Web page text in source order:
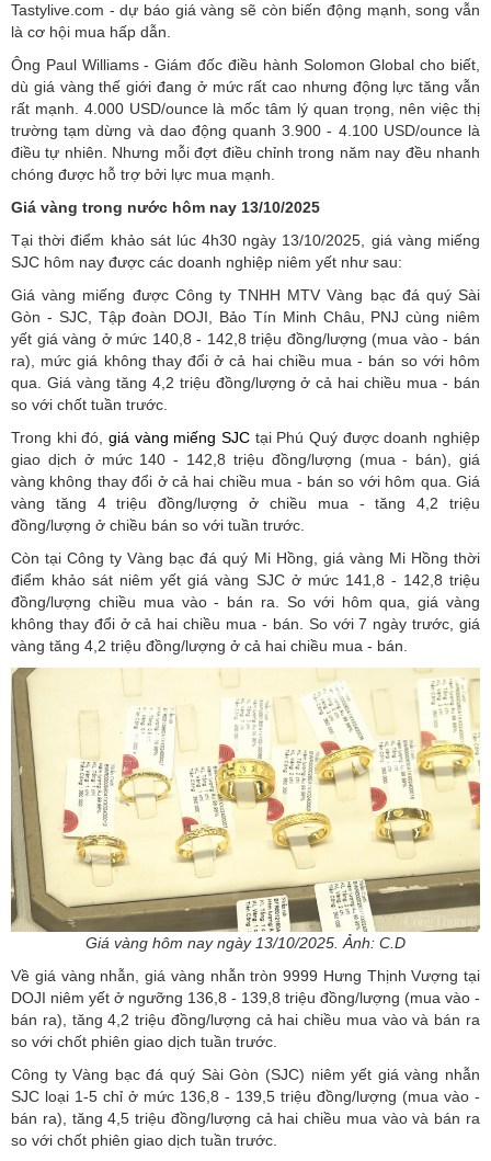
Tastylive.com - dự báo giá vàng sẽ còn biến động mạnh, song vẫn
là cơ hội mua hấp dẫn.
Ông Paul Williams - Giám đốc điều hành Solomon Global cho biết,
dù giá vàng thế giới đang ở mức rất cao nhưng động lực tăng vẫn
rất mạnh. 4.000 USD/ounce là mốc tâm lý quan trọng, nên việc thị
trường tạm dừng và dao động quanh 3.900 - 4.100 USD/ounce là
điều tự nhiên. Nhưng mỗi đợt điều chỉnh trong năm nay đều nhanh
chóng được hỗ trợ bởi lực mua mạnh.
Giá vàng trong nước hôm nay 13/10/2025
Tại thời điểm khảo sát lúc 4h30 ngày 13/10/2025, giá vàng miếng
SJC hôm nay được các doanh nghiệp niêm yết như sau:
Giá vàng miếng được Công ty TNHH MTV Vàng bạc đá quý Sài
Gòn - SJC, Tập đoàn DOJI, Bảo Tín Minh Châu, PNJ cùng niêm
yết giá vàng ở mức 140,8 - 142,8 triệu đồng/lượng (mua vào - bán
ra), mức giá không thay đổi ở cả hai chiều mua - bán so với hôm
qua. Giá vàng tăng 4,2 triệu đồng/lượng ở cả hai chiều mua - bán
so với chốt tuần trước.
Trong khi đó, giá vàng miếng SJC tại Phú Quý được doanh nghiệp
giao dịch ở mức 140 - 142,8 triệu đồng/lượng (mua - bán), giá
vàng không thay đổi ở cả hai chiều mua - bán so với hôm qua. Giá
vàng tăng 4 triệu đồng/lượng ở chiều mua - tăng 4,2 triệu
đồng/lượng ở chiều bán so với tuần trước.
Còn tại Công ty Vàng bạc đá quý Mi Hồng, giá vàng Mi Hồng thời
điểm khảo sát niêm yết giá vàng SJC ở mức 141,8 - 142,8 triệu
đồng/lượng chiều mua vào - bán ra. So với hôm qua, giá vàng
không thay đổi ở cả hai chiều mua - bán. So với 7 ngày trước, giá
vàng tăng 4,2 triệu đồng/lượng ở cả hai chiều mua - bán.
Giá vàng hôm nay ngày 13/10/2025. Ảnh: C.D
Về giá vàng nhẫn, giá vàng nhẫn tròn 9999 Hưng Thịnh Vượng tại
DOJI niêm yết ở ngưỡng 136,8 - 139,8 triệu đồng/lượng (mua vào -
bán ra), tăng 4,2 triệu đồng/lượng cả hai chiều mua vào và bán ra
so với chốt phiên giao dịch tuần trước.
Công ty Vàng bạc đá quý Sài Gòn (SJC) niêm yết giá vàng nhẫn
SJC loại 1-5 chỉ ở mức 136,8 - 139,5 triệu đồng/lượng (mua vào -
bán ra), tăng 4,5 triệu đồng/lượng cả hai chiều mua vào và bán ra
so với chốt phiên giao dịch tuần trước.